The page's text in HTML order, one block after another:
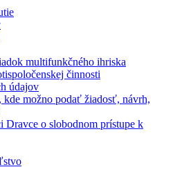
multifunkčného ihriska
činnosti
údajov
kde možno podať žiadosť, návrh,
Dravce o slobodnom prístupe k